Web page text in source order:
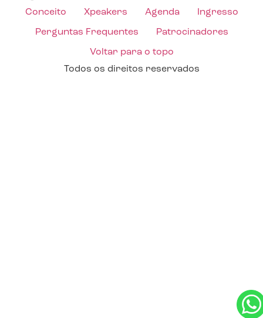
Conceito
Xpeakers Agenda Ingresso
Perguntas Frequentes Patrocinadores
Voltar para o topo
Todos os direitos reservados